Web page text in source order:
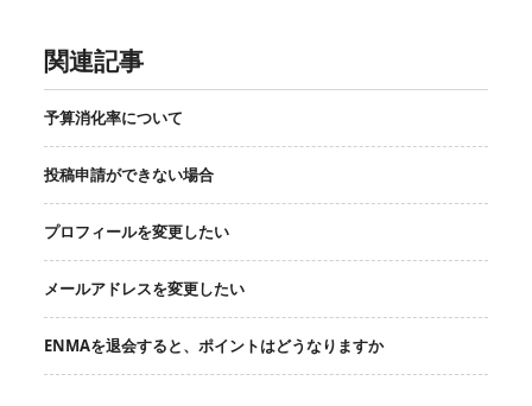
関連記事
予算消化率について
投稿申請ができない場合
プロフィールを変更したい
メールアドレスを変更したい
ENMAを退会すると、ポイントはどうなりますか